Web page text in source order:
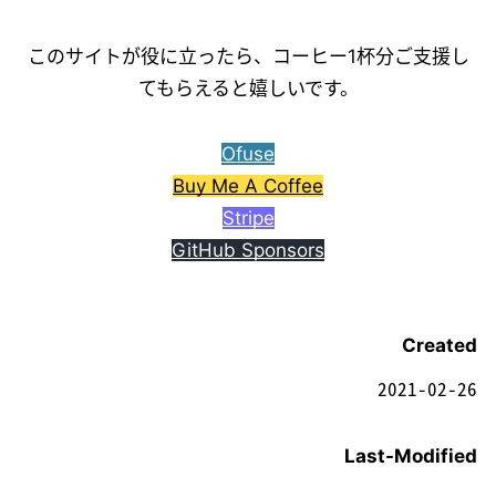
このサイトが役に立ったら、コーヒー1杯分ご支援し
てもらえると嬉しいです。
Ofuse
Buy Me A Coffee
Stripe
GitHub Sponsors
Created
2021-02-26
Last-Modified